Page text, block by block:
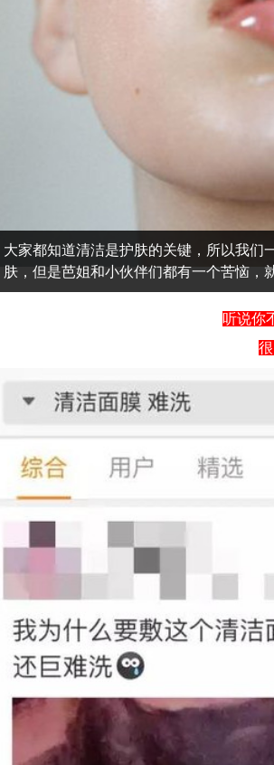
大家都知道清洁是护肤的关键，所以我们
肤，但是芭姐和小伙伴们都有一个苦恼，
听说你